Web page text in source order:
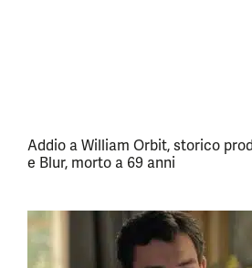
Addio a William Orbit, storico
e Blur, morto a 69 anni